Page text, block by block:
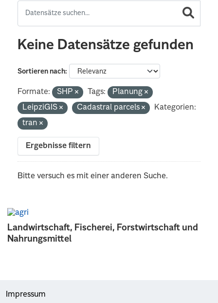
Landwirtschaft, Fischerei, Forstwirtschaft und
Nahrungsmittel
Keine Datensätze gefunden
Sortieren nach
Formate: SHP Tags:
Planung
LeipziGIS
Cadastral parcels
Kategorien:
tran
Ergebnisse filtern
Bitte versuch es mit einer anderen Suche.
Impressum